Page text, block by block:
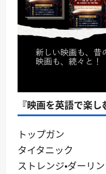
『映画を英語で楽
トップガン
タイタニック
ストレンジ・ダーリン